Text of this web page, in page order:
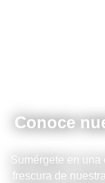
Conoce
Sumérgete en
frescura de